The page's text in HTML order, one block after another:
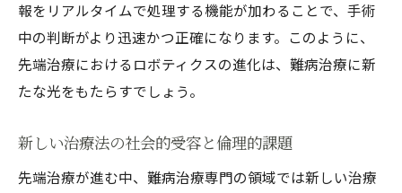
報をリアルタイムで処理する機能が加わることで、手術
中の判断がより迅速かつ正確になります。このように、
先端治療におけるロボティクスの進化は、難病治療に新
たな光をもたらすでしょう。
新しい治療法の社会的受容と倫理的課題
先端治療が進む中、難病治療専門の領域では新しい治療